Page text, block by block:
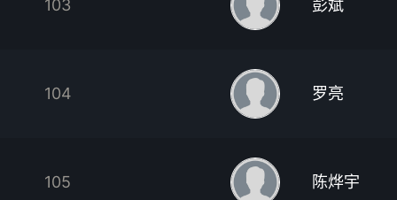
103 彭斌
104 罗亮
105 陈烨宇